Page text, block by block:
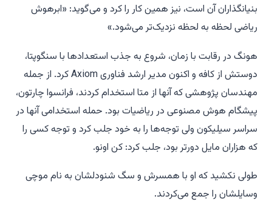
بنیانگذاران آن است، نیز همین کار را کرد و می‌گوید: «ابرهوش
ریاضی لحظه به لحظه نزدیک‌تر می‌شود.»
هونگ در رقابت با زمان، شروع به جذب استعدادها با سنگوپتا،
دوستش از کافه و اکنون مدیر ارشد فناوری Axiom کرد. از جمله
مهندسان پژوهشی که آنها از متا استخدام کردند، فرانسوا چارتون،
پیشگام هوش مصنوعی در ریاضیات بود. حمله استخدامی آنها در
سراسر سیلیکون ولی توجه‌ها را به خود جلب کرد و توجه کسی را
که هزاران مایل دورتر بود، جلب کرد: کن اونو.
طولی نکشید که او با همسرش و سگ شنودلشان به نام موچی
وسایلشان را جمع می‌کردند.